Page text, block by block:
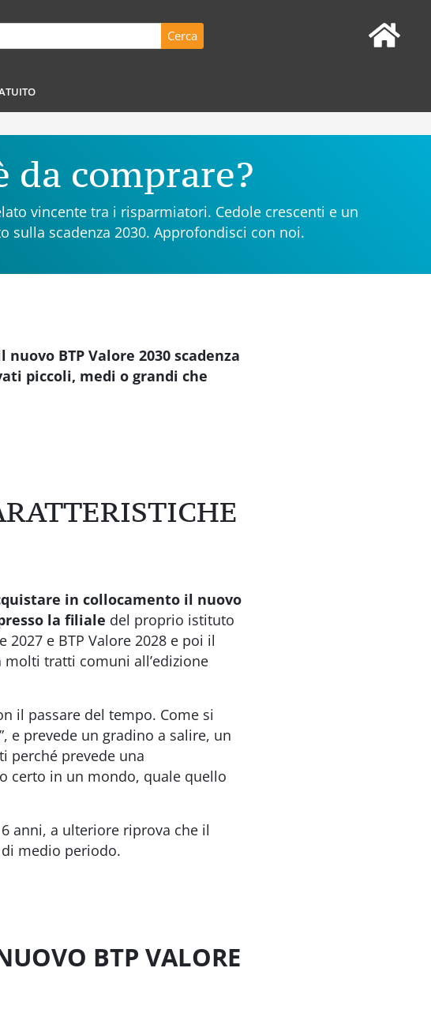
da comprare?
vincente tra i risparmiatori. Cedole crescenti e un
scadenza 2030. Approfondisci con noi.
BTP Valore 2030 scadenza
piccoli, medi o grandi che
in collocamento il nuovo
la filiale del proprio istituto
e BTP Valore 2028 e poi il
molti tratti comuni all’edizione
il passare del tempo. Come si
e prevede un gradino a salire, un
perché prevede una
certo in un mondo, quale quello
anni, a ulteriore riprova che il
medio periodo.
BTP VALORE